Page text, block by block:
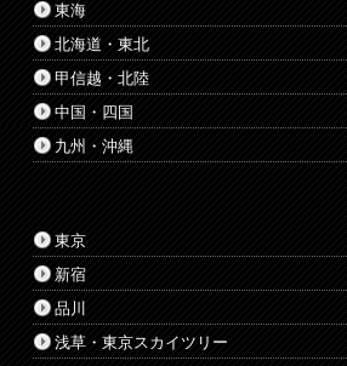
東海
北海道・東北
甲信越・北陸
中国・四国
九州・沖縄
東京
新宿
品川
浅草・東京スカイツリー